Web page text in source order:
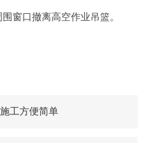
窗口撤离高空作业吊篮。
工方便简单